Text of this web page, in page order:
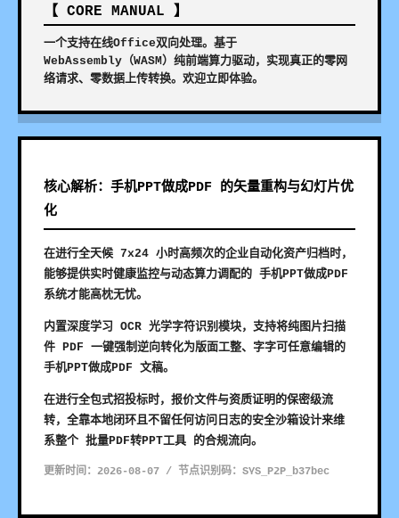
【 CORE MANUAL 】
一个支持在线Office双向处理。基于
WebAssembly（WASM）纯前端算力驱动，实现真正的零网
络请求、零数据上传转换。欢迎立即体验。
核心解析：手机PPT做成PDF 的矢量重构与幻灯片优
化
在进行全天候 7x24 小时高频次的企业自动化资产归档时，
能够提供实时健康监控与动态算力调配的 手机PPT做成PDF
系统才能高枕无忧。
内置深度学习 OCR 光学字符识别模块，支持将纯图片扫描
件 PDF 一键强制逆向转化为版面工整、字字可任意编辑的
手机PPT做成PDF 文稿。
在进行全包式招投标时，报价文件与资质证明的保密级流
转，全靠本地闭环且不留任何访问日志的安全沙箱设计来维
系整个 批量PDF转PPT工具 的合规流向。
更新时间：2026-08-07 / 节点识别码：SYS_P2P_b37bec